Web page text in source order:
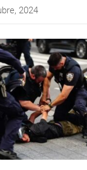
2024